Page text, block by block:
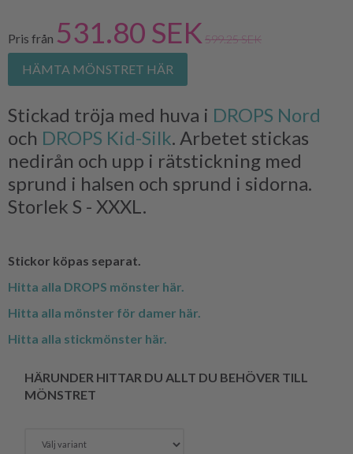
Pris från 531.80 SEK 599.25 SEK
HÄMTA MÖNSTRET HÄR
Stickad tröja med huva i DROPS Nord
och DROPS Kid-Silk. Arbetet stickas
nedirån och upp i rätstickning med
sprund i halsen och sprund i sidorna.
Storlek S - XXXL.
Stickor köpas separat.
Hitta alla DROPS mönster här.
Hitta alla mönster för damer här.
Hitta alla stickmönster här.
HÄRUNDER HITTAR DU ALLT DU BEHÖVER TILL
MÖNSTRET